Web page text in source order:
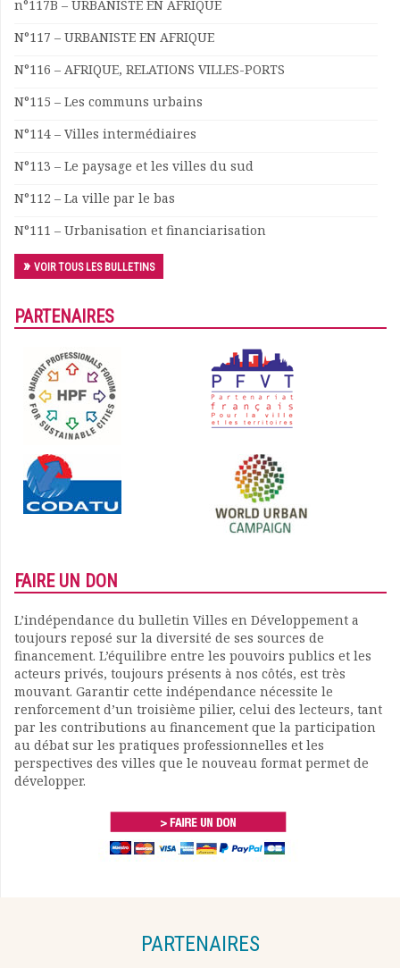
n°117B – URBANISTE EN AFRIQUE
N°117 – URBANISTE EN AFRIQUE
N°116 – AFRIQUE, RELATIONS VILLES-PORTS
N°115 – Les communs urbains
N°114 – Villes intermédiaires
N°113 – Le paysage et les villes du sud
N°112 – La ville par le bas
N°111 – Urbanisation et financiarisation
VOIR TOUS LES BULLETINS
PARTENAIRES
FAIRE UN DON
L’indépendance du bulletin Villes en Développement a
toujours reposé sur la diversité de ses sources de
financement. L’équilibre entre les pouvoirs publics et les
acteurs privés, toujours présents à nos côtés, est très
mouvant. Garantir cette indépendance nécessite le
renforcement d’un troisième pilier, celui des lecteurs, tant
par les contributions au financement que la participation
au débat sur les pratiques professionnelles et les
perspectives des villes que le nouveau format permet de
développer.
PARTENAIRES